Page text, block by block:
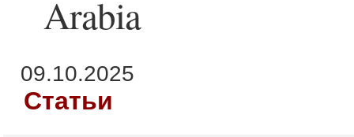
Arabia
09.10.2025
Статьи